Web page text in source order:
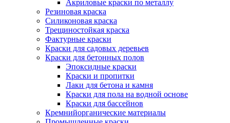
Акриловые краски по металлу
Резиновая краска
Силиконовая краска
Трещиностойкая краска
Фактурные краски
Краски для садовых деревьев
Краски для бетонных полов
Эпоксидные краски
Краски и пропитки
Лаки для бетона и камня
Краски для пола на водной основе
Краски для бассейнов
Кремнийорганические материалы